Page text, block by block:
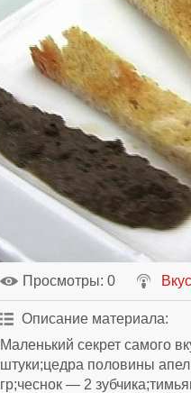
Просмотры: 0
Описание материала:
Маленький секрет самого
штуки;цедра половины
гр;чеснок — 2